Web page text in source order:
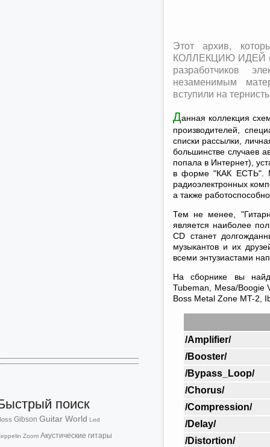
поиск
Gibson Guitar World Led
Zoom Акустические гитары
Этот архив,
КОЛЛЕКЦИЮ ИДЕЙ
разработчиков
незаменимым
вступили на
Данная коллекция
производителей,
списки рассылки,
большинстве случаев
попала в Интернет),
в форме "КАК ЕСТЬ".
радиоэлектронных
а также
Тем не менее,
является наиболее
CD станет
музыкантов и их
всеми энтузиастами
На сборнике вы
Tubeman, Mesa/Boogie
Boss Metal Zone MT-2,
/Amplifier/
/Booster/
/Bypass_Loop/
/Chorus/
/Compression/
/Delay/
/Distortion/